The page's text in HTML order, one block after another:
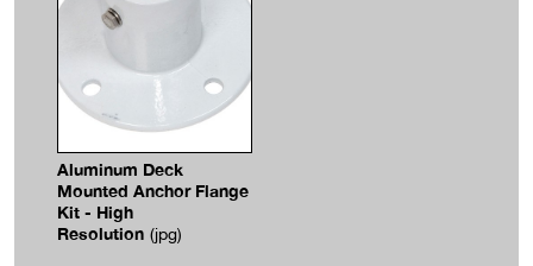
Aluminum Deck
Mounted Anchor Flange
Kit - High
Resolution (jpg)